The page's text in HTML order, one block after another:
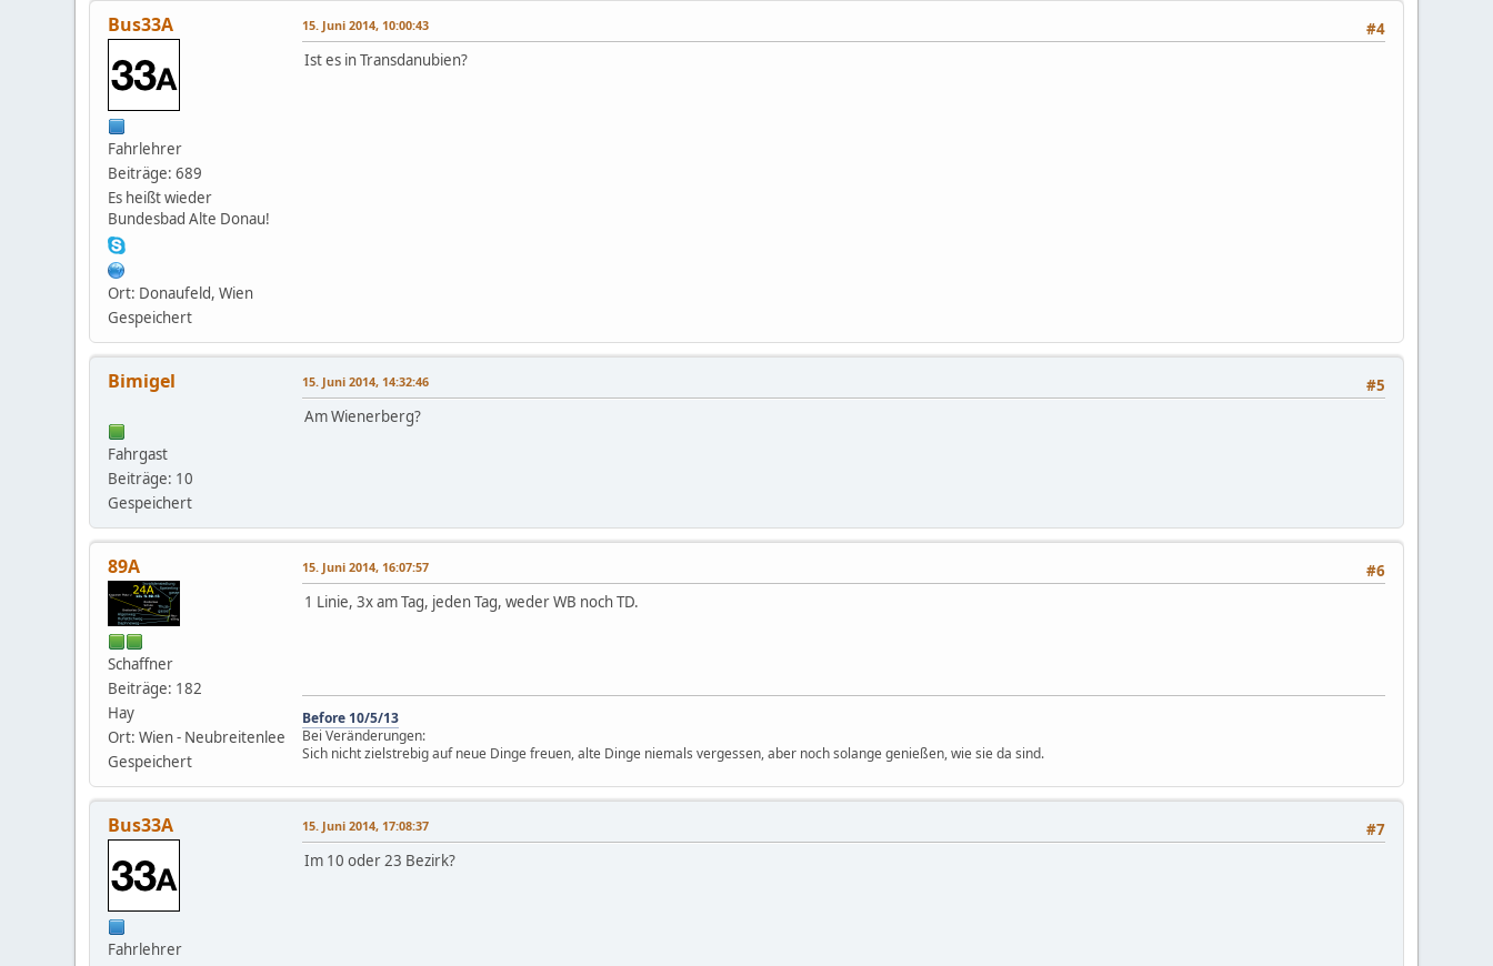
Bus33A
Fahrlehrer
Beiträge: 689
Es heißt wieder
Bundesbad Alte Donau!
Ort: Donaufeld, Wien
Gespeichert
#4
15. Juni 2014, 10:00:43
Ist es in Transdanubien?
Bimigel
Fahrgast
Beiträge: 10
Gespeichert
#5
15. Juni 2014, 14:32:46
Am Wienerberg?
89A
Schaffner
Beiträge: 182
Hay
Ort: Wien - Neubreitenlee
Gespeichert
#6
15. Juni 2014, 16:07:57
1 Linie, 3x am Tag, jeden Tag, weder WB noch TD.
Before 10/5/13
Bei Veränderungen:
Sich nicht zielstrebig auf neue Dinge freuen, alte Dinge niemals vergessen, aber noch solange genießen, wie sie da sind.
Bus33A
Fahrlehrer
#7
15. Juni 2014, 17:08:37
Im 10 oder 23 Bezirk?